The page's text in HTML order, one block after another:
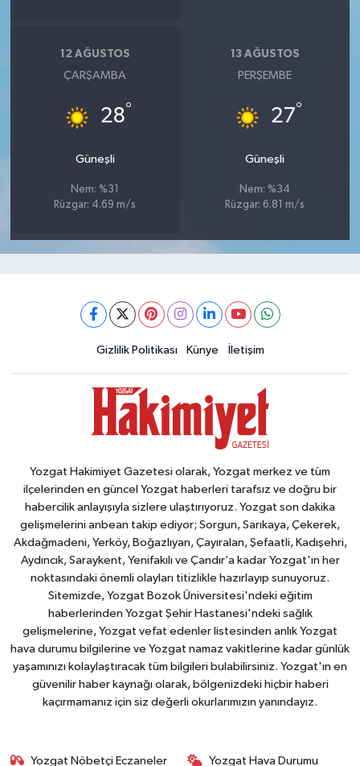
12 AĞUSTOS
ÇARŞAMBA
28°
Güneşli
Nem: %31
Rüzgar: 4.69 m/s
13 AĞUSTOS
PERŞEMBE
27°
Güneşli
Nem: %34
Rüzgar: 6.81 m/s
Gizlilik Politikası Künye İletişim
Yozgat Hakimiyet Gazetesi olarak, Yozgat merkez ve tüm
ilçelerinden en güncel Yozgat haberleri tarafsız ve doğru bir
habercilik anlayışıyla sizlere ulaştırıyoruz. Yozgat son dakika
gelişmelerini anbean takip ediyor; Sorgun, Sarıkaya, Çekerek,
Akdağmadeni, Yerköy, Boğazlıyan, Çayıralan, Şefaatli, Kadışehri,
Aydıncık, Saraykent, Yenifakılı ve Çandır’a kadar Yozgat'ın her
noktasındaki önemli olayları titizlikle hazırlayıp sunuyoruz.
Sitemizde, Yozgat Bozok Üniversitesi'ndeki eğitim
haberlerinden Yozgat Şehir Hastanesi'ndeki sağlık
gelişmelerine, Yozgat vefat edenler listesinden anlık Yozgat
hava durumu bilgilerine ve Yozgat namaz vakitlerine kadar günlük
yaşamınızı kolaylaştıracak tüm bilgileri bulabilirsiniz. Yozgat'ın en
güvenilir haber kaynağı olarak, bölgenizdeki hiçbir haberi
kaçırmamanız için siz değerli okurlarımızın yanındayız.
Yozgat Nöbetçi Eczaneler Yozgat Hava Durumu